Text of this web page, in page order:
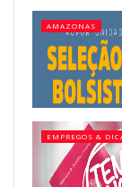
AMAZONAS
EMPREGOS &